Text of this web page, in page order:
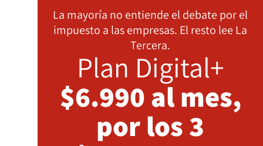
La mayoría no entiende el debate por el
impuesto a las empresas. El resto lee La
Tercera.
Plan Digital+
$6.990 al mes,
por los 3